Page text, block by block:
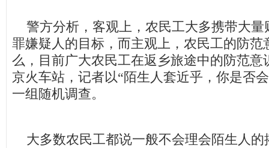
警方分析，客观上，农民工大多携带大量
罪嫌疑人的目标，而主观上，农民工的防范
么，目前广大农民工在返乡旅途中的防范意
京火车站，记者以“陌生人套近乎，你是否
一组随机调查。
大多数农民工都说一般不会理会陌生人的